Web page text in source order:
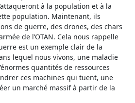
à la population et à la
population. Maintenant, ils
de guerre, des drones, des chars
de l’OTAN. Cela nous rappelle
est un exemple clair de la
lequel nous vivons, une maladie
quantités de ressources
ces machines qui tuent, une
un marché massif à partir de la